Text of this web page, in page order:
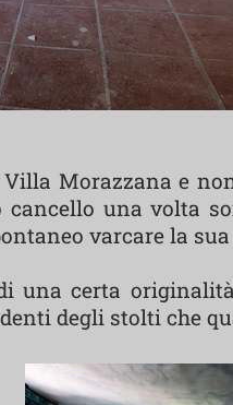
Morazzana e
una volta
varcare la
certa
degli stolti che